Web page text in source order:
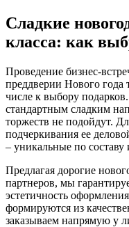
Сладкие
класса: как
Проведение бизнес-
преддверии Нового года
числе к выбору
стандартным сладким
торжеств не подойдут.
подчеркивания ее
– уникальные по составу
Предлагая дорогие
партнеров, мы
эстетичность
формируются из
заказываем напрямую у